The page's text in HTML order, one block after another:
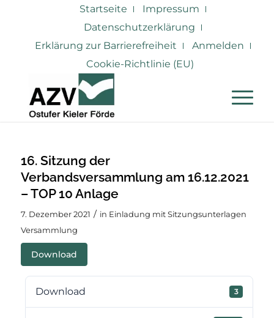
Startseite
Impressum
Datenschutzerklärung
Erklärung zur Barrierefreiheit
Anmelden
Cookie-Richtlinie (EU)
16. Sitzung der
Verbandsversammlung am 16.12.2021
– TOP 10 Anlage
7. Dezember 2021 / in Einladung mit Sitzungsunterlagen
Versammlung
Download
Download 3